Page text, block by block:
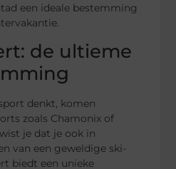
een ideale bestemming
de ultieme
denkt, komen
zoals Chamonix of
je dat je ook in
van een geweldige ski-
biedt een unieke